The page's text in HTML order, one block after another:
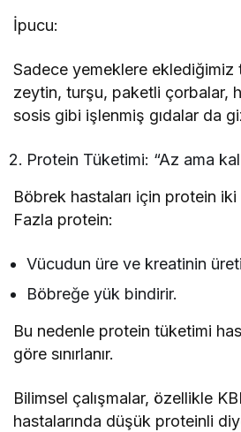
İpucu:
Sadece yemeklere eklediğimiz
zeytin, turşu, paketli çorbalar,
sosis gibi işlenmiş gıdalar da
Protein Tüketimi: “Az ama
Böbrek hastaları için protein iki
Fazla protein:
Vücudun üre ve kreatinin
Böbreğe yük bindirir.
Bu nedenle protein tüketimi
göre sınırlanır.
Bilimsel çalışmalar, özellikle
hastalarında düşük proteinli